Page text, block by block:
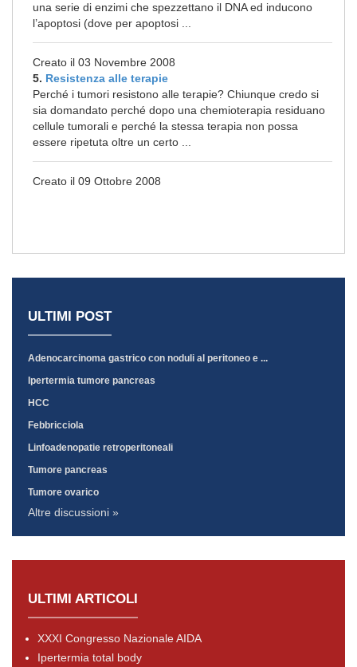
una serie di enzimi che spezzettano il DNA ed inducono
l’apoptosi (dove per apoptosi ...
Creato il 03 Novembre 2008
5. Resistenza alle terapie
Perché i tumori resistono alle terapie? Chiunque credo si
sia domandato perché dopo una chemioterapia residuano
cellule tumorali e perché la stessa terapia non possa
essere ripetuta oltre un certo ...
Creato il 09 Ottobre 2008
ULTIMI POST
Adenocarcinoma gastrico con noduli al peritoneo e ...
Ipertermia tumore pancreas
HCC
Febbricciola
Linfoadenopatie retroperitoneali
Tumore pancreas
Tumore ovarico
Altre discussioni »
ULTIMI ARTICOLI
XXXI Congresso Nazionale AIDA
Ipertermia total body